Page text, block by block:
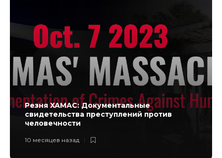
Резня ХАМАС: Документальные
свидетельства преступлений против
человечности
10 месяцев назад